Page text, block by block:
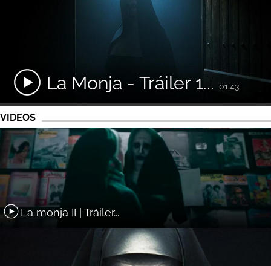
La Monja - Tráiler 1... 01:43
VIDEOS
La monja II | Tráiler...